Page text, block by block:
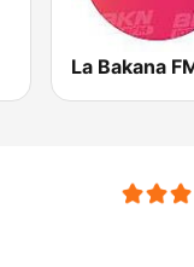
La Bakana